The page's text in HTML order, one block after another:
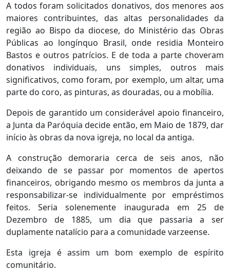
A todos foram solicitados donativos, dos menores aos
maiores contribuintes, das altas personalidades da
região ao Bispo da diocese, do Ministério das Obras
Públicas ao longínquo Brasil, onde residia Monteiro
Bastos e outros patrícios. E de toda a parte choveram
donativos individuais, uns simples, outros mais
significativos, como foram, por exemplo, um altar, uma
parte do coro, as pinturas, as douradas, ou a mobília.
Depois de garantido um considerável apoio financeiro,
a Junta da Paróquia decide então, em Maio de 1879, dar
início às obras da nova igreja, no local da antiga.
A construção demoraria cerca de seis anos, não
deixando de se passar por momentos de apertos
financeiros, obrigando mesmo os membros da junta a
responsabilizar-se individualmente por empréstimos
feitos. Seria solenemente inaugurada em 25 de
Dezembro de 1885, um dia que passaria a ser
duplamente natalício para a comunidade varzeense.
Esta igreja é assim um bom exemplo de espírito
comunitário.